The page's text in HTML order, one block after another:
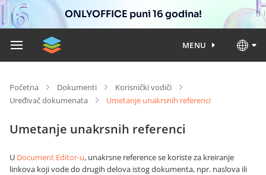
ONLYOFFICE puni 16 godina!
MENU
Početna Dokumenti
Korisnički vodiči
Uređivač dokumenata
Umetanje unakrsnih referenci
Umetanje unakrsnih referenci
U Document Editor-u, unakrsne reference se koriste za kreiranje
linkova koji vode do drugih delova istog dokumenta, npr. naslova ili